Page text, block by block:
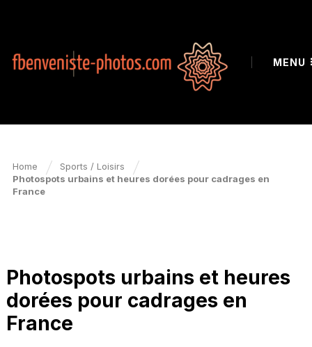
MENU
Home
Sports / Loisirs
Photospots urbains et heures dorées pour cadrages en
France
Photospots urbains et heures
dorées pour cadrages en
France